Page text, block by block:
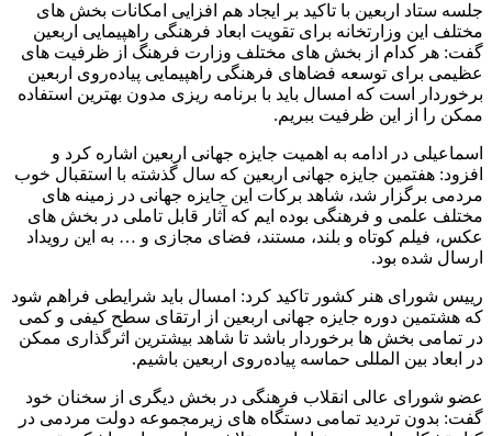
جلسه ستاد اربعین با تاکید بر ایجاد هم افزایی امکانات بخش های
مختلف این وزارتخانه برای تقویت ابعاد فرهنگی راهپیمایی اربعین
گفت: هر کدام از بخش های مختلف وزارت فرهنگ از ظرفیت های
عظیمی برای توسعه فضاهای فرهنگی راهپیمایی پیاده‌روی اربعین
برخوردار است که امسال باید با برنامه ریزی مدون بهترین استفاده
ممکن را از این ظرفیت ببریم.
اسماعیلی در ادامه به اهمیت جایزه جهانی اربعین اشاره کرد و
افزود: هفتمین جایزه جهانی اربعین که سال گذشته با استقبال خوب
مردمی برگزار شد، شاهد برکات این جایزه جهانی در زمینه های
مختلف علمی و فرهنگی بوده ایم که آثار قابل تاملی در بخش های
عکس، فیلم کوتاه و بلند، مستند، فضای مجازی و … به این رویداد
ارسال شده بود.
رییس شورای هنر کشور تاکید کرد: امسال باید شرایطی فراهم شود
که هشتمین دوره جایزه جهانی اربعین از ارتقای سطح کیفی و کمی
در تمامی بخش ها برخوردار باشد تا شاهد بیشترین اثرگذاری ممکن
در ابعاد بین المللی حماسه پیاده‌روی اربعین باشیم.
عضو شورای عالی انقلاب فرهنگی در بخش دیگری از سخنان خود
گفت: بدون تردید تمامی دستگاه های زیرمجموعه دولت مردمی در